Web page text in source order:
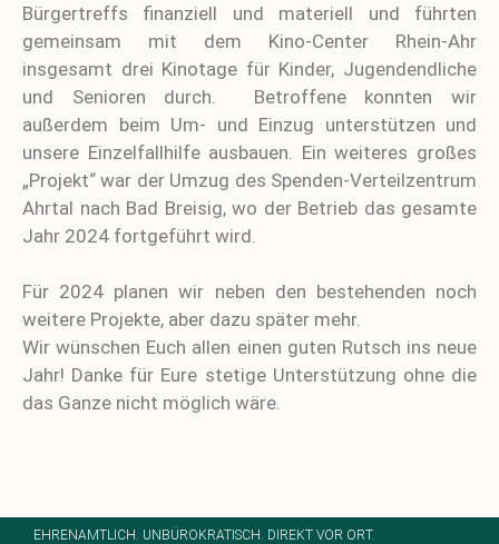
Bürgertreffs finanziell und materiell und führten
gemeinsam mit dem Kino-Center Rhein-Ahr
insgesamt drei Kinotage für Kinder, Jugendendliche
und Senioren durch. Betroffene konnten wir
außerdem beim Um- und Einzug unterstützen und
unsere Einzelfallhilfe ausbauen. Ein weiteres großes
„Projekt“ war der Umzug des Spenden-Verteilzentrum
Ahrtal nach Bad Breisig, wo der Betrieb das gesamte
Jahr 2024 fortgeführt wird.
Für 2024 planen wir neben den bestehenden noch
weitere Projekte, aber dazu später mehr.
Wir wünschen Euch allen einen guten Rutsch ins neue
Jahr! Danke für Eure stetige Unterstützung ohne die
das Ganze nicht möglich wäre.
EHRENAMTLICH. UNBÜROKRATISCH. DIREKT VOR ORT.